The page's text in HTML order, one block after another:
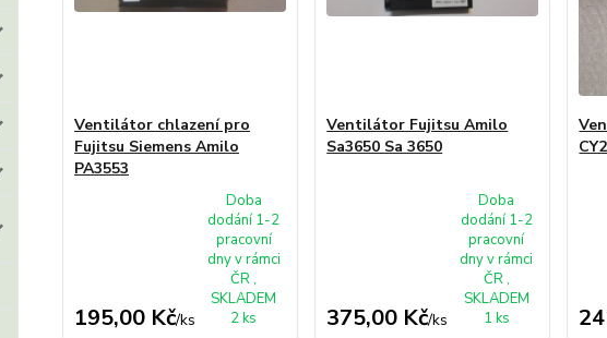
Ventilátor chlazení pro
Fujitsu Siemens Amilo
PA3553
195,00 Kč/ks
Doba
dodání 1-2
pracovní
dny v rámci
ČR ,
SKLADEM
2 ks
Ventilátor Fujitsu Amilo
Sa3650 Sa 3650
375,00 Kč/ks
Doba
dodání 1-2
pracovní
dny v rámci
ČR ,
SKLADEM
1 ks